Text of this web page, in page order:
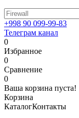
+998 90 099-99-83
Телеграм канал
0
Избранное
0
Сравнение
0
Ваша корзина пуста!
Корзина
КаталогКонтакты